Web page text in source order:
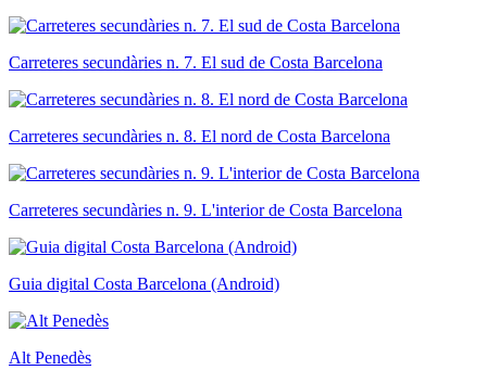
Carreteres secundàries n. 7. El sud de Costa Barcelona
Carreteres secundàries n. 8. El nord de Costa Barcelona
Carreteres secundàries n. 9. L'interior de Costa Barcelona
Guia digital Costa Barcelona (Android)
Alt Penedès